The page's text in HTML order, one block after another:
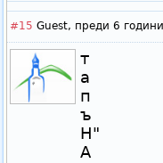
#15 Guest, преди 6 години
т
а
п
ъ
Н"
А